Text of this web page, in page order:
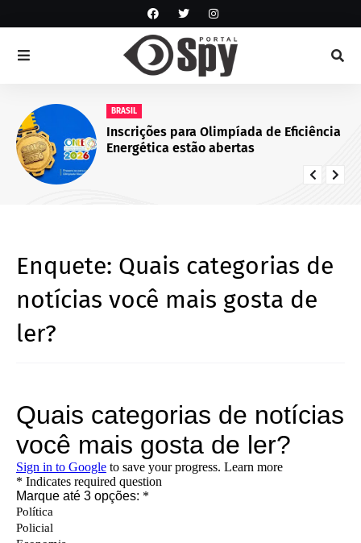
NOTÍCIA DE JUAZEIRO-BA
GCM representa Juazeiro na VI edição
do Nivelamento de Ações Táticas (NAT-
Enquete: Quais categorias de
notícias você mais gosta de
ler?